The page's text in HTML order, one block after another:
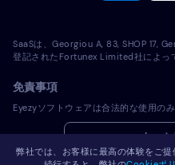
Português
Polski
Română
SaaSは、Georgiou A, 83, SHOP 17,
登記されたFortunex Limited社によっ
免責事項
もっ
弊社では、お客様に最高の体験をご